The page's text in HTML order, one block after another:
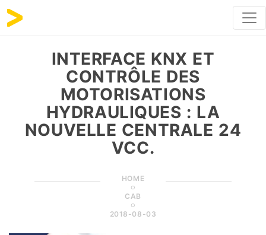
INTERFACE KNX ET
CONTRÔLE DES
MOTORISATIONS
HYDRAULIQUES : LA
NOUVELLE CENTRALE 24
VCC.
HOME
CAB
2018-08-03